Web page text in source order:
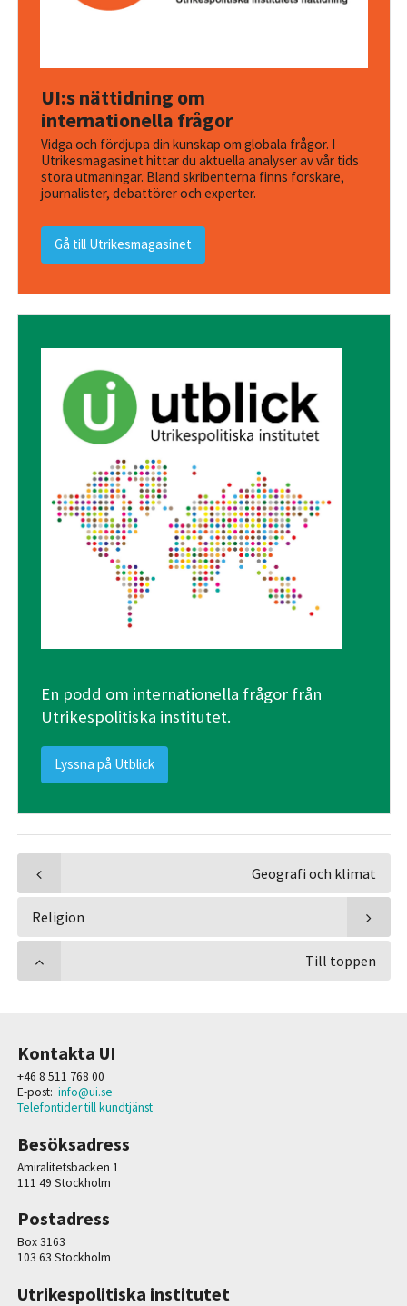
UI:s nättidning om
internationella frågor
Vidga och fördjupa din kunskap om globala frågor. I
Utrikesmagasinet hittar du aktuella analyser av vår tids
stora utmaningar. Bland skribenterna finns forskare,
journalister, debattörer och experter.
Gå till Utrikesmagasinet
En podd om internationella frågor från
Utrikespolitiska institutet.
Lyssna på Utblick
Geografi och klimat
Religion
Till toppen
Kontakta UI
+46 8 511 768 00
E-post: info@ui.se
Telefontider till kundtjänst
Besöksadress
Amiralitetsbacken 1
111 49 Stockholm
Postadress
Box 3163
103 63 Stockholm
Utrikespolitiska institutet